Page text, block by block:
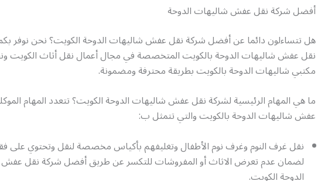
أفضل شركة نقل عفش شاليهات الدوحة
هل تتساءلون دائما عن أفضل شركة نقل عفش شاليهات الدوحة الكويت؟ نحن نوفر
نقل عفش شاليهات الدوحة بالكويت المتخصصة في مجال أعمال نقل أثاث الكويت
مكتبي شاليهات الدوحة بالكويت بطريقة محترفة ومضمونة.
ما هي المهام الرئيسية لشركة نقل عفش شاليهات الدوحة الكويت؟ تتعدد المهام
عفش شاليهات الدوحة بالكويت والتي تتمثل ب:
نقل غرف النوم وغرف نوم الأطفال وتغليفهم بأكياس مخصصة لنقل وتحتوي على
لضمان عدم تعرض الاثاث أو المفروشات للتكسر عن طريق أفضل شركة نقل
الدوحة الكويت.